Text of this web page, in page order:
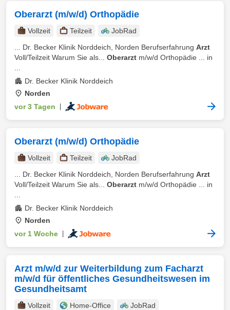
Oberarzt (m/w/d) Orthopädie
Vollzeit Teilzeit
JobRad
... Dr. Becker Klinik Norddeich, Norden Berufserfahrung Arzt
Voll/Teilzeit Warum Sie als... Oberarzt m/w/d Orthopädie ... in
Dr. Becker Klinik Norddeich
Norden
vor 3 Tagen
Oberarzt (m/w/d) Orthopädie
Vollzeit Teilzeit
JobRad
... Dr. Becker Klinik Norddeich, Norden Berufserfahrung Arzt
Voll/Teilzeit Warum Sie als... Oberarzt m/w/d Orthopädie ... in
Dr. Becker Klinik Norddeich
Norden
vor 1 Woche
Arzt m/w/d zur Weiterbildung zum Facharzt
m/w/d für öffentliches Gesundheitswesen im
Gesundheitsamt
Vollzeit Home-Office
JobRad